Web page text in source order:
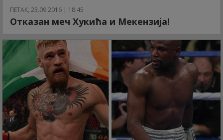
ПЕТАК, 23.09.2016 | 18:45
Отказан меч Хукића и Мекензија!